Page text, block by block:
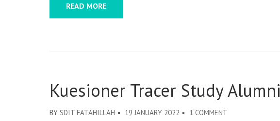
READ MORE
Kuesioner Tracer Study Alumni
BY SDIT FATAHILLAH 19 JANUARY 2022 1 COMMENT